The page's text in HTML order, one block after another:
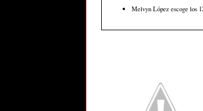
Melvyn López escoge los